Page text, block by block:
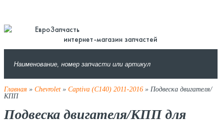
интернет-магазин запчастей
Главная » Chevrolet» Captiva (C140) 2011-2016» Подвеска двигателя/
КПП
Подвеска двигателя/КПП для